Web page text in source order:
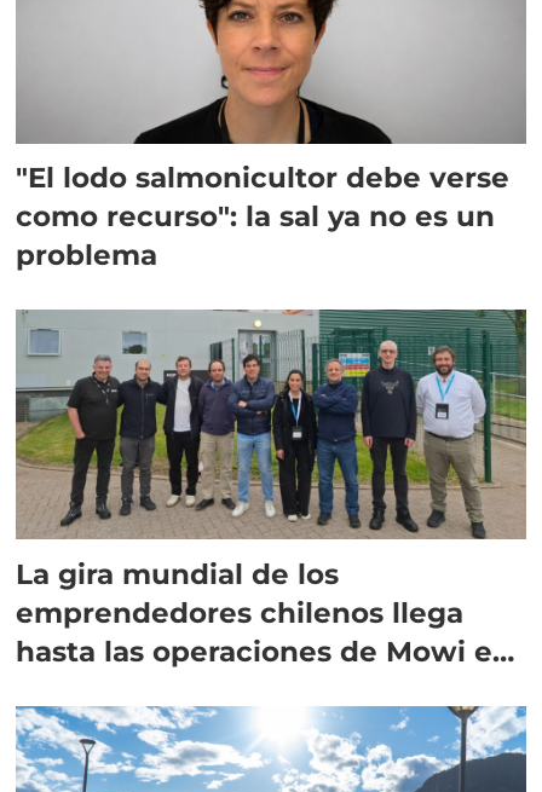
"El lodo salmonicultor debe verse
como recurso": la sal ya no es un
problema
La gira mundial de los
emprendedores chilenos llega
hasta las operaciones de Mowi en